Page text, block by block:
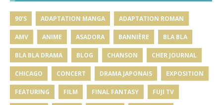
90'S ADAPTATION MANGA ADAPTATION ROMAN
AMV ANIME ASADORA BANNIÈRE BLA BLA
BLA BLA DRAMA BLOG CHANSON CHER JOURNAL
CHICAGO CONCERT DRAMA JAPONAIS EXPOSITION
FEATURING FILM FINAL FANTASY FUJI TV